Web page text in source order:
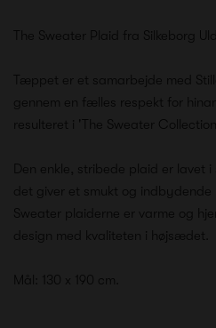
The Sweater Plaid fra Silkeborg
Tæppet er et samarbejde med
gennem en fælles respekt for
resulteret i 'The Sweater
Den enkle, stribede plaid er lavet
det giver et smukt og
Sweater plaiderne er varme og
design med kvaliteten i højsædet.
Mål: 130 x 190 cm.